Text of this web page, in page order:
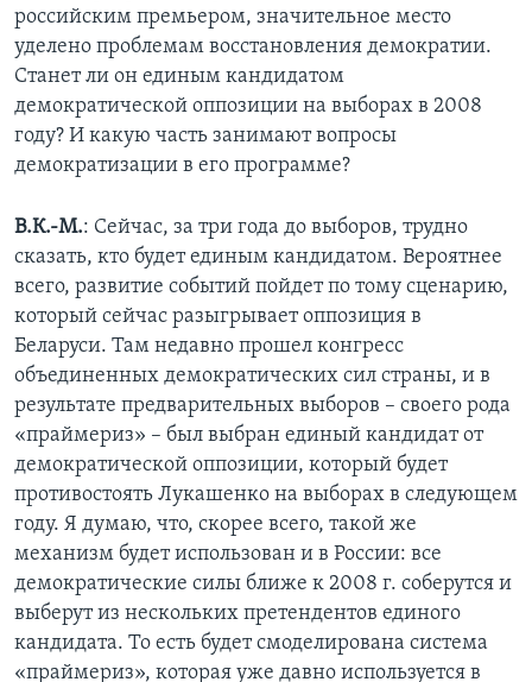
российским премьером, значительное место
уделено проблемам восстановления демократии.
Станет ли он единым кандидатом
демократической оппозиции на выборах в 2008
году? И какую часть занимают вопросы
демократизации в его программе?
В.К.-М.: Сейчас, за три года до выборов, трудно
сказать, кто будет единым кандидатом. Вероятнее
всего, развитие событий пойдет по тому сценарию,
который сейчас разыгрывает оппозиция в
Беларуси. Там недавно прошел конгресс
объединенных демократических сил страны, и в
результате предварительных выборов – своего рода
«праймериз» – был выбран единый кандидат от
демократической оппозиции, который будет
противостоять Лукашенко на выборах в следующем
году. Я думаю, что, скорее всего, такой же
механизм будет использован и в России: все
демократические силы ближе к 2008 г. соберутся и
выберут из нескольких претендентов единого
кандидата. То есть будет смоделирована система
«праймериз», которая уже давно используется в